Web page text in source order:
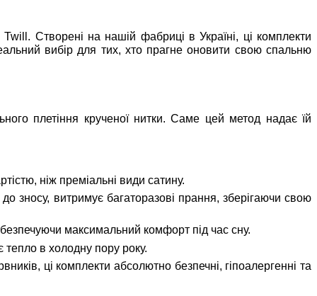
Створені на нашій фабриці в Україні, ці комплекти
вибір для тих, хто прагне оновити свою спальню
плетіння крученої нитки. Саме цей метод надає їй
ніж преміальні види сатину.
зносу, витримує багаторазові прання, зберігаючи свою
максимальний комфорт під час сну.
тепло в холодну пору року.
ці комплекти абсолютно безпечні, гіпоалергенні та